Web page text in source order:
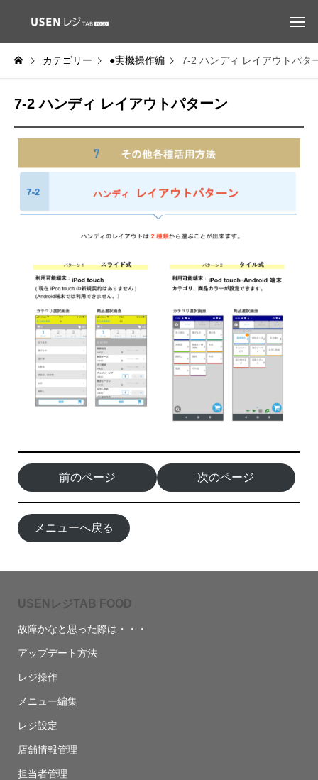
カテゴリー ●実機操作編 7-2 ハンディ レイアウトパタ
7-2 ハンディ レイアウトパターン
前のページ 次のページ
メニューへ戻る
USENレジTAB FOOD
故障かなと思った際は・・・
アップデート方法
レジ操作
メニュー編集
レジ設定
店舗情報管理
担当者管理